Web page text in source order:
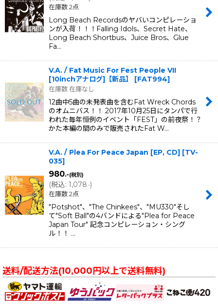
在庫数 2点
Long Beach Recordsのヤバいコンピレーショ
ンが入荷！！！Falling Idols、Secret Hate、
Long Beach Shortbus、Juice Bros、Glue
Fa…
V.A. / Fat Music For Fest People VII
[10inchアナログ]【新品】
[FAT994]
在庫数 在庫なし
12曲中5曲の未発表曲を含むFat Wreck Chords
のオムニバス！！ 2017年10月25日にタンパで行
われた毎年恒例のイベント「FEST」の前夜祭！？
かた本編の間のみで販売されたFat W…
V.A. / Plea For Peace Japan [EP, CD] [TV-
035]
980.-(税別)
(税込: 1,078.-)
在庫数 2点
"Potshot"、"The Chinkees"、"MU330"そし
て"Soft Ball"の4バンドによる"Plea for Peace
Japan Tour" 記念コンピレーション・シング
ル！！ …
送料/配送方法(10,000円以上で送料無料)